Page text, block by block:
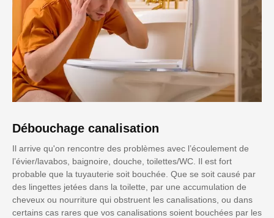
Débouchage canalisation
Il arrive qu'on rencontre des problèmes avec l’écoulement de
l’évier/lavabos, baignoire, douche, toilettes/WC. Il est fort
probable que la tuyauterie soit bouchée. Que se soit causé par
des lingettes jetées dans la toilette, par une accumulation de
cheveux ou nourriture qui obstruent les canalisations, ou dans
certains cas rares que vos canalisations soient bouchées par les